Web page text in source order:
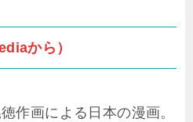
から）
作画による日本の漫画。